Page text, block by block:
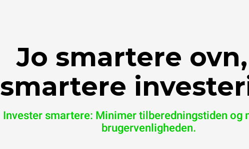
Jo smartere
smartere
Invester smartere: Minimer tilberedningstiden og
brugervenligheden.